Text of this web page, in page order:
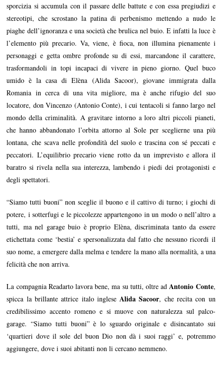
sporcizia si accumula con il passare delle battute e con essa pregiudizi e
stereotipi, che scrostano la patina di perbenismo mettendo a nudo le
piaghe dell’ignoranza e una società che brulica nel buio. E infatti la luce è
l’elemento più precario. Va, viene, è fioca, non illumina pienamente i
personaggi e getta ombre profonde su di essi, marcandone il carattere,
trasformandoli in topi incapaci di vivere in pieno giorno. Quel buco
umido è la casa di Elèna (Alida Sacoor), giovane immigrata dalla
Romania in cerca di una vita migliore, ma è anche rifugio del suo
locatore, don Vincenzo (Antonio Conte), i cui tentacoli si fanno largo nel
mondo della criminalità. A gravitare intorno a loro altri piccoli pianeti,
che hanno abbandonato l’orbita attorno al Sole per sceglierne una più
lontana, che scava nelle profondità del suolo e trascina con sé peccati e
peccatori. L’equilibrio precario viene rotto da un imprevisto e allora il
baratro si rivela nella sua interezza, lambendo i piedi dei protagonisti e
degli spettatori.
“Siamo tutti buoni” non sceglie il buono e il cattivo di turno; i giochi di
potere, i sotterfugi e le piccolezze appartengono in un modo o nell’altro a
tutti, ma nel garage buio è proprio Elèna, discriminata tanto da essere
etichettata come ‘bestia’ e spersonalizzata dal fatto che nessuno ricordi il
suo nome, a emergere dalla melma e tendere la mano alla normalità, a una
felicità che non arriva.
La compagnia Readarto lavora bene, ma su tutti, oltre adAntonio Conte,
spicca la brillante attrice italo ingleseAlida Sacoor, che recita con un
credibilissimo accento romeno e si muove con naturalezza sul palco-
garage. “Siamo tutti buoni” è lo sguardo originale e disincantato sui
‘quartieri dove il sole del buon Dio non dà i suoi raggi’ e, potremmo
aggiungere, dove i suoi abitanti non li cercano nemmeno.